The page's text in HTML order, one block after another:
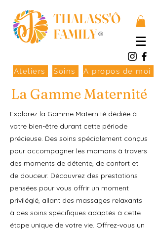
THALASS'Ô
FAMILY®
Ateliers Soins A propos de moi
La Gamme Maternité
Explorez la Gamme Maternité dédiée à
votre bien-être durant cette période
précieuse. Des soins spécialement conçus
pour accompagner les mamans à travers
des moments de détente, de confort et
de douceur. Découvrez des prestations
pensées pour vous offrir un moment
privilégié, allant des massages relaxants
à des soins spécifiques adaptés à cette
étape unique de votre vie. Offrez-vous un